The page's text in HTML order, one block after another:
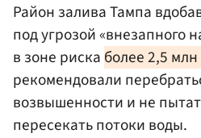
Район залива Тампа
под угрозой «внезапного
в зоне риска более 2,5
рекомендовали
возвышенности и не
пересекать потоки воды.